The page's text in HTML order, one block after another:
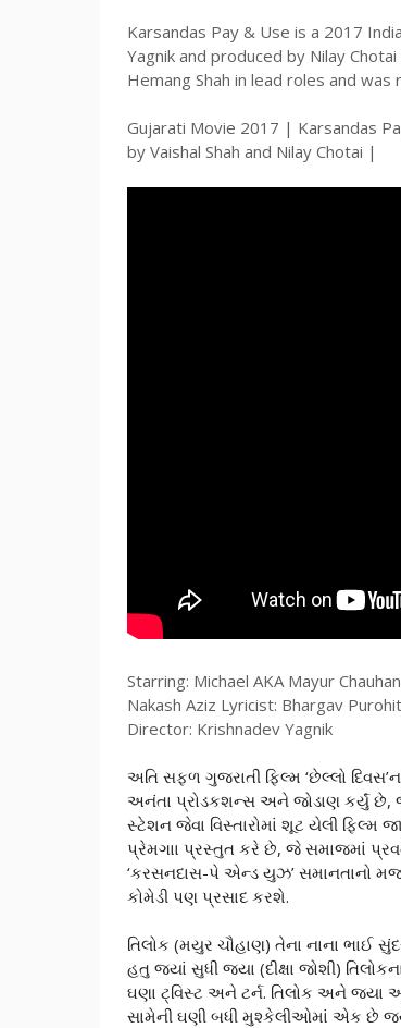
Karsandas Pay & Use is a 2017
Yagnik and produced by Nilay
Hemang Shah in lead roles and
Gujarati Movie 2017 | Karsandas
by Vaishal Shah and Nilay Chotai |
Starring: Michael AKA Mayur
Nakash Aziz Lyricist: Bhargav
Director: Krishnadev Yagnik
અતિ સફળ ગુજરાતી ફિલ્મ ‘છેલ્લો
અનંતા પ્રોડકશન્સ અને જોડાણ કર્યું છે,
સ્ટેશન જેવા વિસ્તારોમાં શૂટ યેલી ફિલ્મ
પ્રેમગાા પ્રસ્તુત કરે છે, જે સમાજમાં
‘કરસનદાસ-પે એન્ડ યુઝ’ સમાનતાનો
કોમેડી પણ પ્રસાદ કરશે.
તિલોક (મયુર ચૌહાણ) તેના નાના ભાઈ
હતુ જ્યાં સુધી જયા (દીક્ષા જોશી)
ઘણા ટ્વિસ્ટ અને ટર્ન. તિલોક અને જયા
સામેની ઘણી બધી મુશ્કેલીઓમાં એક છે